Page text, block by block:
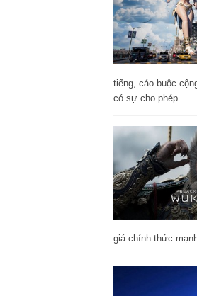
tiếng, cáo buộc
có sự cho phép.
giá chính thức